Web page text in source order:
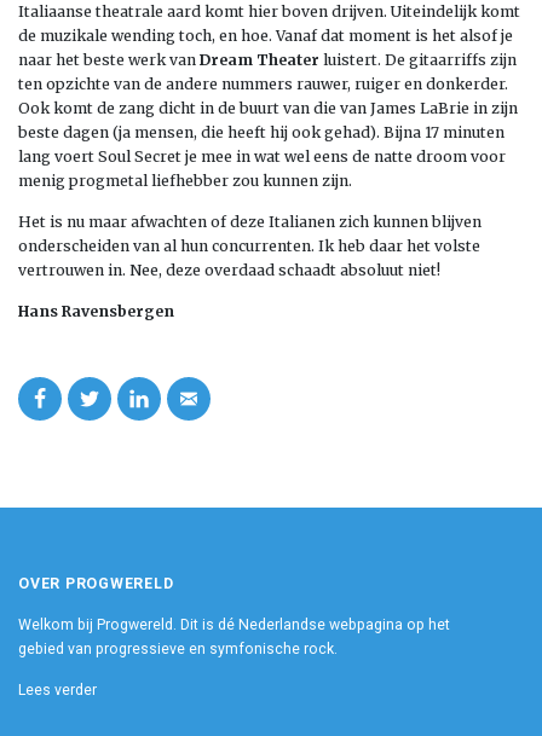
Italiaanse theatrale aard komt hier boven drijven. Uiteindelijk komt
de muzikale wending toch, en hoe. Vanaf dat moment is het alsof je
naar het beste werk van Dream Theater luistert. De gitaarriffs zijn
ten opzichte van de andere nummers rauwer, ruiger en donkerder.
Ook komt de zang dicht in de buurt van die van James LaBrie in zijn
beste dagen (ja mensen, die heeft hij ook gehad). Bijna 17 minuten
lang voert Soul Secret je mee in wat wel eens de natte droom voor
menig progmetal liefhebber zou kunnen zijn.
Het is nu maar afwachten of deze Italianen zich kunnen blijven
onderscheiden van al hun concurrenten. Ik heb daar het volste
vertrouwen in. Nee, deze overdaad schaadt absoluut niet!
Hans Ravensbergen
OVER PROGWERELD
Welkom bij Progwereld. Dit is dé Nederlandse webpagina op het
gebied van progressieve en symfonische rock.
Lees verder